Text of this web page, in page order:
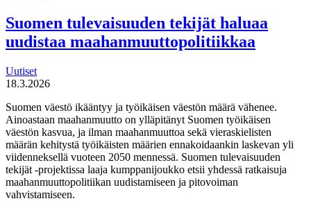
liikuntaneuvontapalvelun
kirjaamisen,
lähettämisen
käytännöistä
Suomen tulevaisuuden tekijät haluaa
uudistaa maahanmuuttopolitiikkaa
Uutiset
18.3.2026
Suomen väestö ikääntyy ja työikäisen väestön määrä vähenee.
Ainoastaan maahanmuutto on ylläpitänyt Suomen työikäisen
väestön kasvua, ja ilman maahanmuuttoa sekä vieraskielisten
määrän kehitystä työikäisten määrien ennakoidaankin laskevan yli
viidenneksellä vuoteen 2050 mennessä. Suomen tulevaisuuden
tekijät -projektissa laaja kumppanijoukko etsii yhdessä ratkaisuja
maahanmuuttopolitiikan uudistamiseen ja pitovoiman
vahvistamiseen.